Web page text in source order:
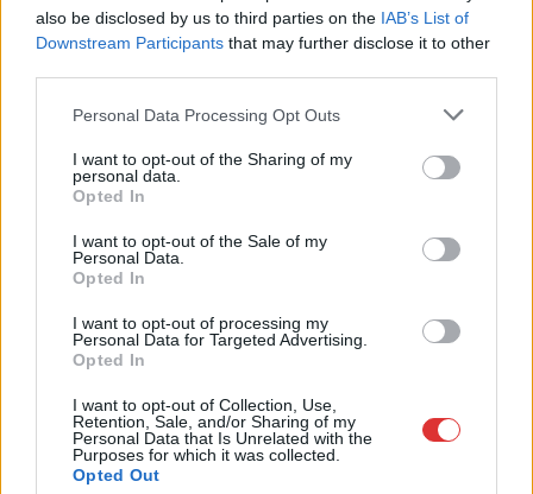
also be disclosed by us to third parties on the IAB’s List of
Downstream Participants that may further disclose it to other
Please note that this website/app uses one or more Google
not limited to your visit or usage behaviour. You may click to
grant or deny consent to Google and its third-party tags to
use your data for below specified purposes in below Google
consent section.
Personal Data Processing Opt Outs
I want to opt-out of the Sharing of my
personal data.
Opted In
I want to opt-out of the Sale of my
Personal Data.
Opted In
I want to opt-out of processing my
Personal Data for Targeted Advertising.
Opted In
I want to opt-out of Collection, Use,
Retention, Sale, and/or Sharing of my
Personal Data that Is Unrelated with the
Purposes for which it was collected.
Opted Out
mozgáskorlátozott,parkolás, parkoló